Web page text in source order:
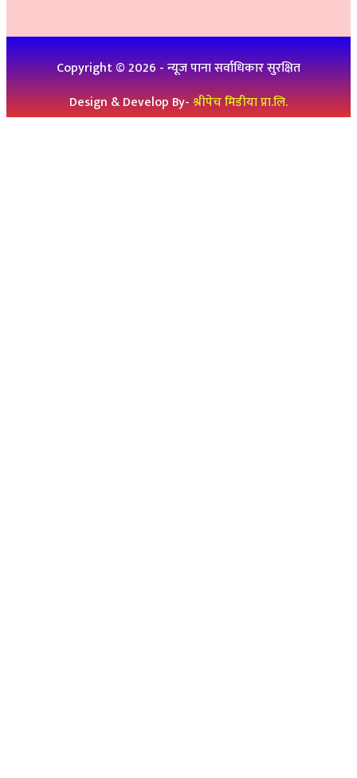
Copyright ©2026- न्यूज पाना सर्वाधिकार सुरक्षित
Design & Develop By-श्रीपेच मिडीया प्रा.लि.